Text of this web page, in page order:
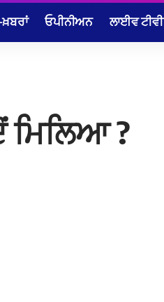
ਓਪੀਨੀਅਨ ਲਾਈਵ ਟੀਵੀ
ਮਿਲਿਆ ?